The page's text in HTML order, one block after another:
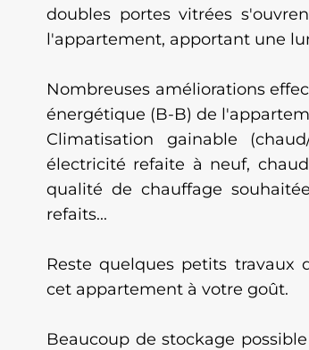
doubles portes vitrées
l'appartement, apportant une
Nombreuses améliorations
énergétique (B-B) de
Climatisation gainable
électricité refaite à neuf,
qualité de chauffage
refaits...
Reste quelques petits
cet appartement à votre goût.
Beaucoup de stockage